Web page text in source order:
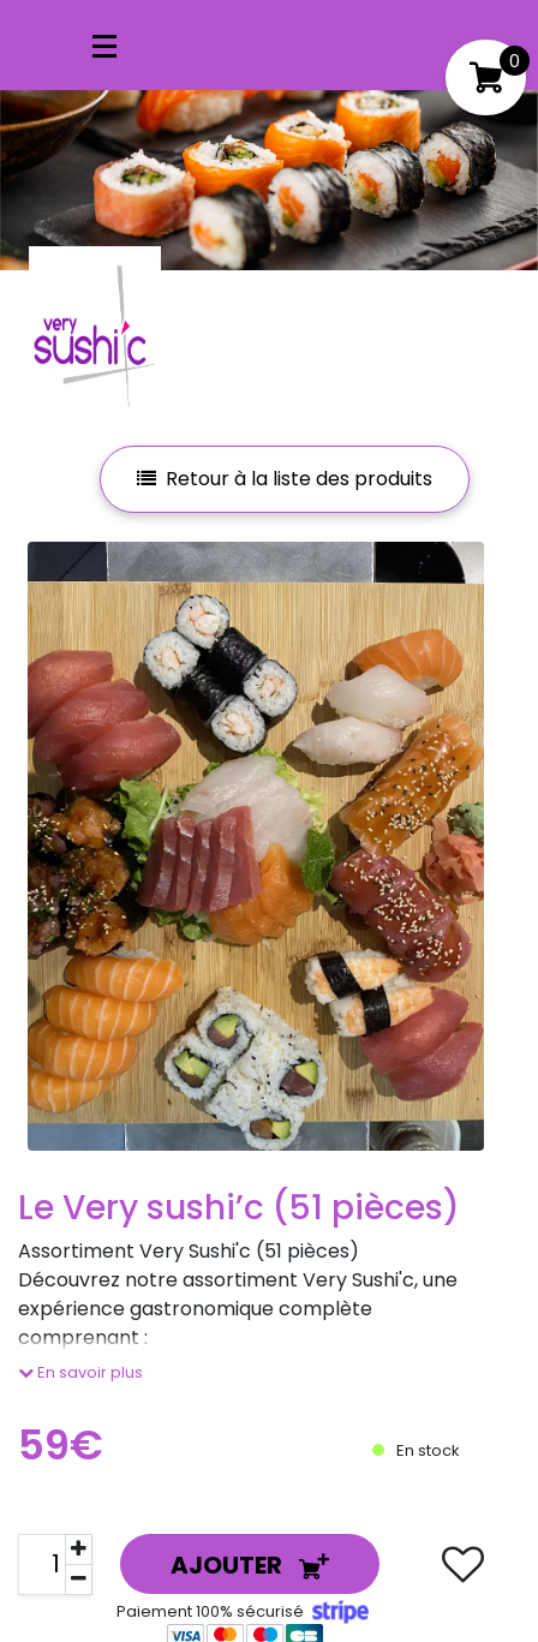
Mon compte
Mes favoris
0
Retour à la liste des produits
Le Very sushi’c (51 pièces)
Assortiment Very Sushi'c (51 pièces)
Découvrez notre assortiment Very Sushi'c, une
expérience gastronomique complète
comprenant :
5 Sushis Saumon5 Sushis Thon2 Sushis Crevette2
Saumon2 Gun Kan Saumon2 G
En savoir plus
59€ En stock
AJOUTER
Paiement 100% sécurisé